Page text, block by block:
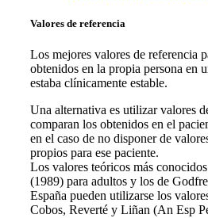
Valores de referencia
Los mejores valores de referencia
obtenidos en la propia persona en
estaba clínicamente estable.
Una alternativa es utilizar valores
comparan los obtenidos en el
en el caso de no disponer de
propios para ese paciente.
Los valores teóricos más
(1989) para adultos y los de
España pueden utilizarse los
Cobos, Reverté y Liñan (An Esp